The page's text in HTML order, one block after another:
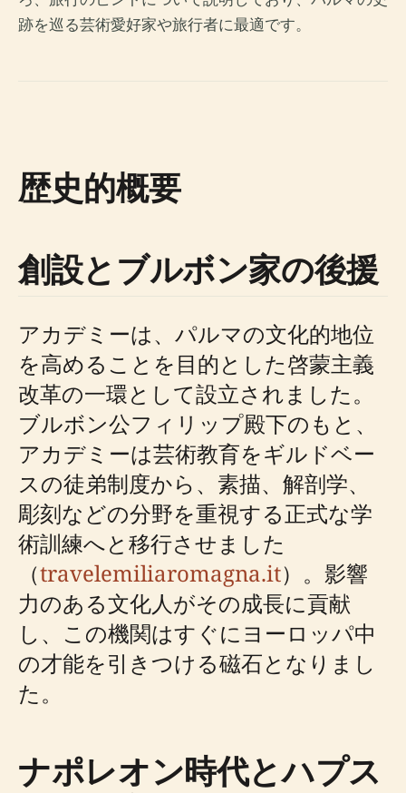
跡を巡る芸術愛好家や旅行者に最適です。
歴史的概要
創設とブルボン家の後援
アカデミーは、パルマの文化的地位
を高めることを目的とした啓蒙主義
改革の一環として設立されました。
ブルボン公フィリップ殿下のもと、
アカデミーは芸術教育をギルドベー
スの徒弟制度から、素描、解剖学、
彫刻などの分野を重視する正式な学
術訓練へと移行させました
（travelemiliaromagna.it）。影響
力のある文化人がその成長に貢献
し、この機関はすぐにヨーロッパ中
の才能を引きつける磁石となりまし
た。
ナポレオン時代とハプス